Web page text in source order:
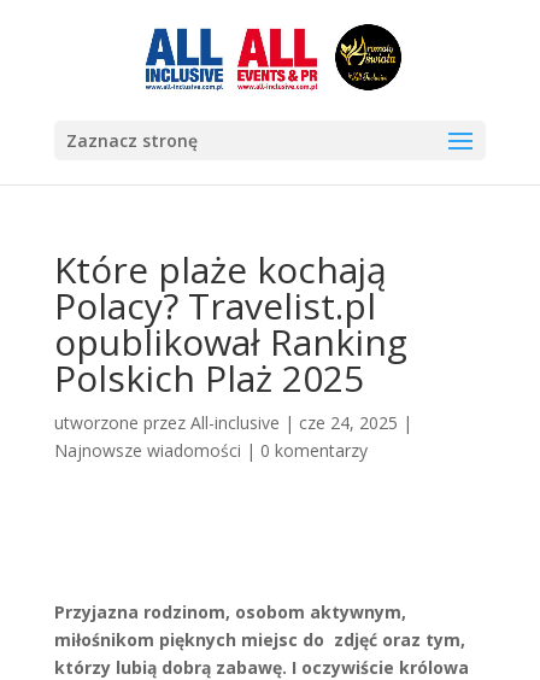
Zaznacz stronę
Które plaże kochają
Polacy? Travelist.pl
opublikował Ranking
Polskich Plaż 2025
utworzone przez All-inclusive | cze 24, 2025 |
Najnowsze wiadomości | 0 komentarzy
Przyjazna rodzinom, osobom aktywnym,
miłośnikom pięknych miejsc do zdjęć oraz tym,
którzy lubią dobrą zabawę. I oczywiście królowa